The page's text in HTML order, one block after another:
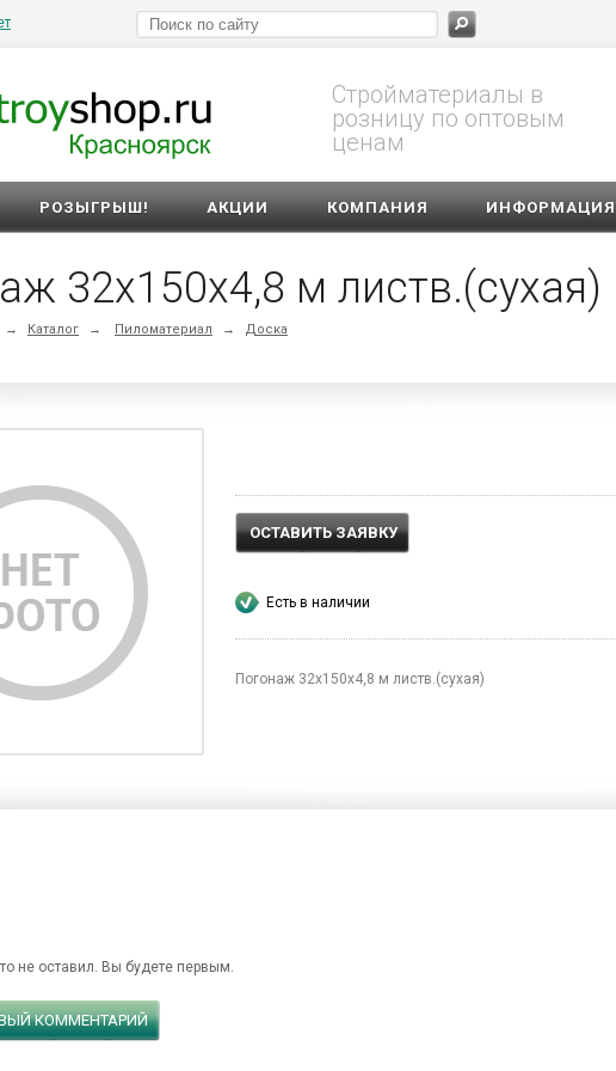
Стройматериалы в
розницу по оптовым
ценам
РОЗЫГРЫШ! АКЦИИ КОМПАНИЯ ИНФОРМАЦИЯ
32х150х4,8 м листв.(сухая)
→ Каталог → Пиломатериал → Доска
ОСТАВИТЬ ЗАЯВКУ
Есть в наличии
Погонаж 32х150х4,8 м листв.(сухая)
не оставил. Вы будете первым.
КОММЕНТАРИЙ